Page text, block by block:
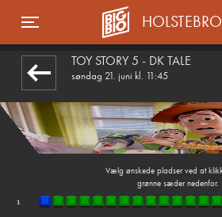
Toggle navigation
HOLSTEBRO
TOY STORY 5 - DK TALE
søndag 21. juni kl. 11:45
Vælg ønskede pladser ved at
grønne sæder nedenfor.
front03-cc 023955